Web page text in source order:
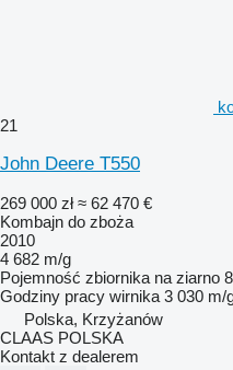
21
John Deere T550
269 000 zł ≈ 62 470 €
Kombajn do zboża
2010
4 682 m/g
Pojemność zbiornika na ziarno
Godziny pracy wirnika 3 030 m/
Polska, Krzyżanów
CLAAS POLSKA
Kontakt z dealerem